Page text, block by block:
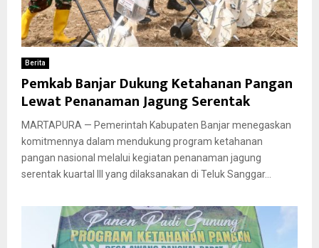
Berita
Pemkab Banjar Dukung Ketahanan Pangan
Lewat Penanaman Jagung Serentak
MARTAPURA — Pemerintah Kabupaten Banjar menegaskan
komitmennya dalam mendukung program ketahanan
pangan nasional melalui kegiatan penanaman jagung
serentak kuartal III yang dilaksanakan di Teluk Sanggar...